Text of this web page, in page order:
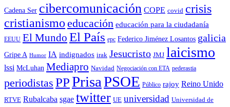
Cadena Ser cibercomunicación COPE covid crisis
cristianismo educación educación para la ciudadaní­a
EEUU El Mundo El País epc Federico Jiménez Losantos galicia
Gripe A Humor IA indignados irak Jesucristo JMJ laicismo
lssi McLuhan Mediapro Navidad Negociación con ETA pederastia
periodistas PPPrisaPSOE Público rajoy Reino Unido
RTVE Rubalcaba sgae twitter UE universidad Universidad de